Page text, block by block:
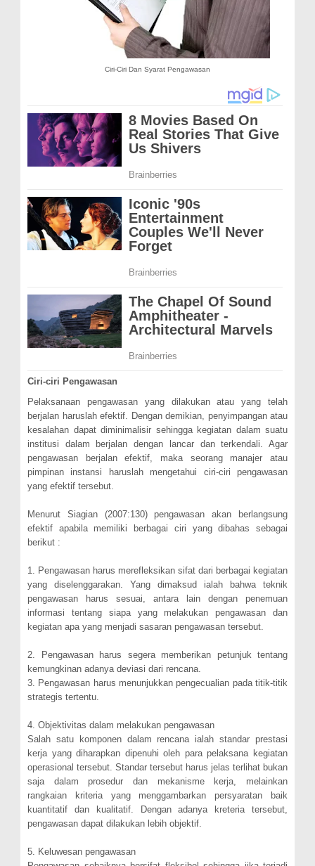
Ciri-Ciri Dan Syarat Pengawasan
Ciri-ciri Pengawasan
Pelaksanaan pengawasan yang dilakukan atau yang telah
berjalan haruslah efektif. Dengan demikian, penyimpangan atau
kesalahan dapat diminimalisir sehingga kegiatan dalam suatu
institusi dalam berjalan dengan lancar dan terkendali. Agar
pengawasan berjalan efektif, maka seorang manajer atau
pimpinan instansi haruslah mengetahui ciri-ciri pengawasan
yang efektif tersebut.
Menurut Siagian (2007:130) pengawasan akan berlangsung
efektif apabila memiliki berbagai ciri yang dibahas sebagai
berikut :
1. Pengawasan harus merefleksikan sifat dari berbagai kegiatan
yang diselenggarakan. Yang dimaksud ialah bahwa teknik
pengawasan harus sesuai, antara lain dengan penemuan
informasi tentang siapa yang melakukan pengawasan dan
kegiatan apa yang menjadi sasaran pengawasan tersebut.
2. Pengawasan harus segera memberikan petunjuk tentang
kemungkinan adanya deviasi dari rencana.
3. Pengawasan harus menunjukkan pengecualian pada titik-titik
strategis tertentu.
4. Objektivitas dalam melakukan pengawasan
Salah satu komponen dalam rencana ialah standar prestasi
kerja yang diharapkan dipenuhi oleh para pelaksana kegiatan
operasional tersebut. Standar tersebut harus jelas terlihat bukan
saja dalam prosedur dan mekanisme kerja, melainkan
rangkaian kriteria yang menggambarkan persyaratan baik
kuantitatif dan kualitatif. Dengan adanya kreteria tersebut,
pengawasan dapat dilakukan lebih objektif.
5. Keluwesan pengawasan